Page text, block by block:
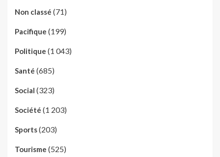
Non classé (71)
Pacifique (199)
Politique (1 043)
Santé (685)
Social (323)
Société (1 203)
Sports(203)
Tourisme (525)